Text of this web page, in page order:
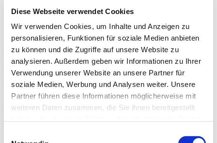
Diese Webseite verwendet Cookies
Wir verwenden Cookies, um Inhalte und Anzeigen zu
personalisieren, Funktionen für soziale Medien anbieten
zu können und die Zugriffe auf unsere Website zu
analysieren. Außerdem geben wir Informationen zu Ihrer
Verwendung unserer Website an unsere Partner für
soziale Medien, Werbung und Analysen weiter. Unsere
Partner führen diese Informationen möglicherweise mit
weiteren Daten zusammen, die Sie ihnen bereitgestellt